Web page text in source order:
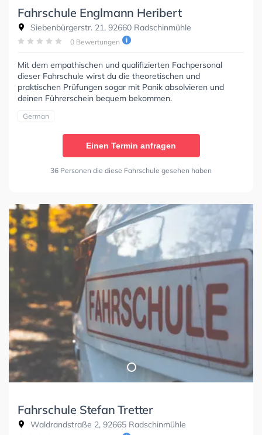
Fahrschule Englmann Heribert
Siebenbürgerstr. 21, 92660 Radschinmühle
0 Bewertungen
Mit dem empathischen und qualifizierten Fachpersonal
dieser Fahrschule wirst du die theoretischen und
praktischen Prüfungen sogar mit Panik absolvieren und
deinen Führerschein bequem bekommen.
German
Einen Termin anfragen
36 Personen die diese Fahrschule gesehen haben
Fahrschule Stefan Tretter
Waldrandstraße 2, 92665 Radschinmühle